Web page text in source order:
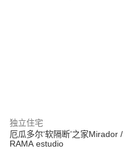
独立住宅
厄瓜多尔‘软隔断’之家Mirador /
RAMA estudio